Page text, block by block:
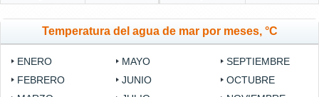
Temperatura del agua de mar por meses, °C
ENERO
FEBRERO
MAYO
JUNIO
SEPTIEMBRE
OCTUBRE